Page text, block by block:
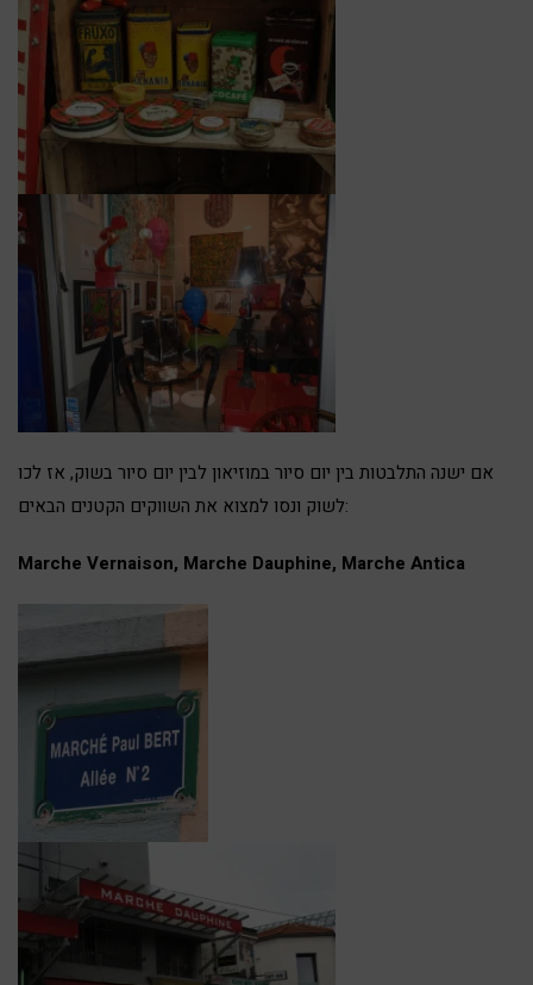
אם ישנה התלבטות בין יום סיור במוזיאון לבין יום סיור בשוק, אז לכו
לשוק ונסו למצוא את השווקים הקטנים הבאים:
Marche Vernaison, Marche Dauphine, Marche Antica